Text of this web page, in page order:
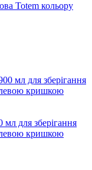
Totem кольору
для зберігання
кришкою